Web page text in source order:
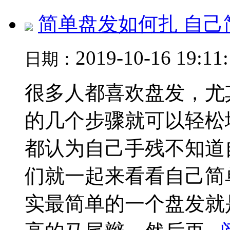
简单盘发如何扎 自
日期： 2019-10-16
很多人都喜欢盘发，
的几个步骤就可以轻
都认为自己手残不知
们就一起来看看自己
实最简单的一个盘发